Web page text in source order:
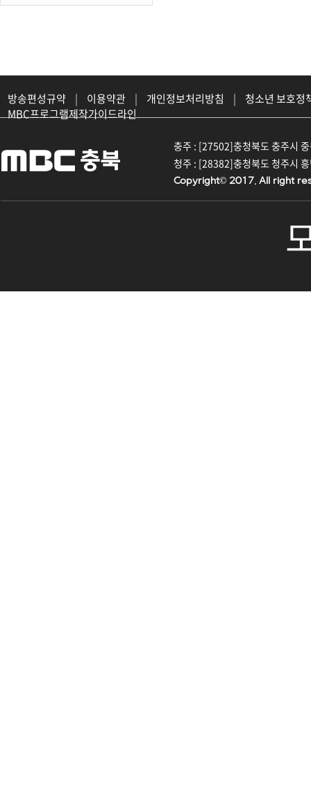
방송편성규약 | 이용약관 | 개인정보처리방침 |
청소년 보호정
MBC프로그램제작가이드라인
충주 : [27502]충청북도 충주시
청주 : [28382]충청북도 청주시
Copyright© 2017. All right